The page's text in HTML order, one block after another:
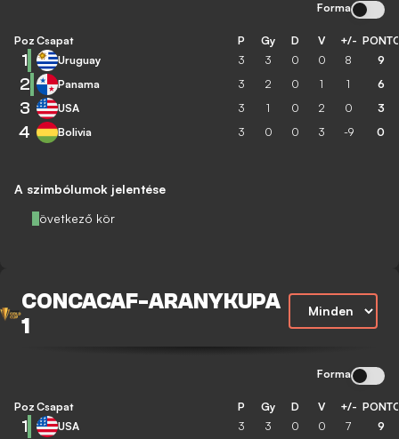
Forma
A szimbólumok jelentése
Következő kör
Poz Csapat P Gy D V +/-
1 Uruguay 3 3 0 0 8 9
2 Panama 3 2 0 1 1 6
3 USA 3 1 0 2 0 3
4 Bolivia 3 0 0 3 -9 0
CONCACAF-ARANYKUPA
1
Forma
Poz Csapat P Gy D V +/-
1 USA 3 3 0 0 7 9